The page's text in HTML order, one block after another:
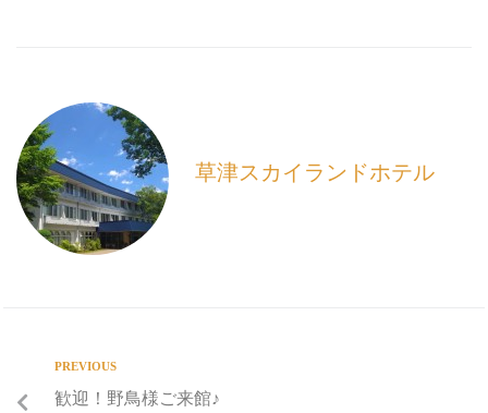
o
o
k
草津スカイランドホテル
PREVIOUS
歓迎！野鳥様ご来館♪